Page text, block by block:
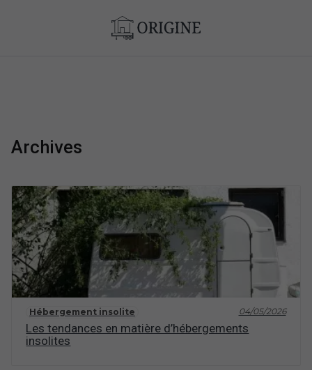
Archives
Hébergement insolite 04/05/2026
Les tendances en matière d’hébergements
insolites